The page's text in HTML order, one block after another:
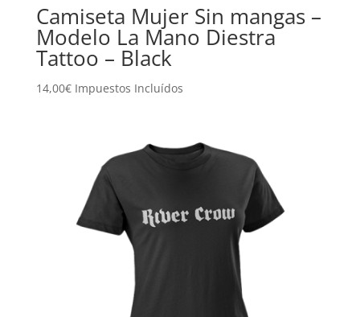
Camiseta Mujer Sin mangas –
Modelo La Mano Diestra
Tattoo – Black
14,00€ Impuestos Incluídos